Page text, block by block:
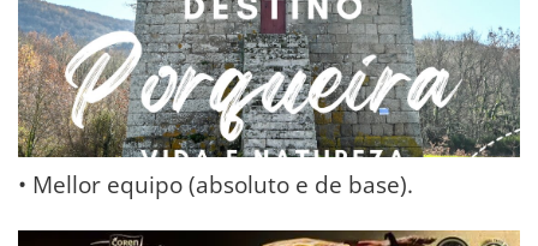
• Mellor equipo (absoluto e de base).